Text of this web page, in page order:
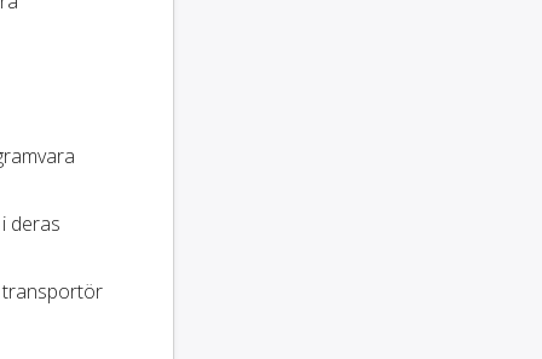
deras